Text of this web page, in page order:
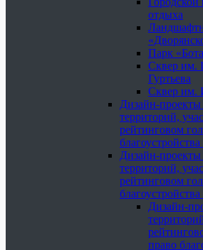
отдыха
Парк
Сквер им.
Гуртьева
Сквер им.
Дизайн-
территорий,
рейтинговом
Дизайн-
территорий,
рейтинговом
Дизайн-
право